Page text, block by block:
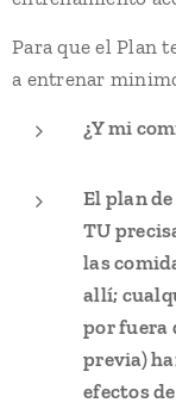
Para que el Plan
a entrenar
¿Y mi
El plan
TU
las
allí;
por fuera
previa)
efectos